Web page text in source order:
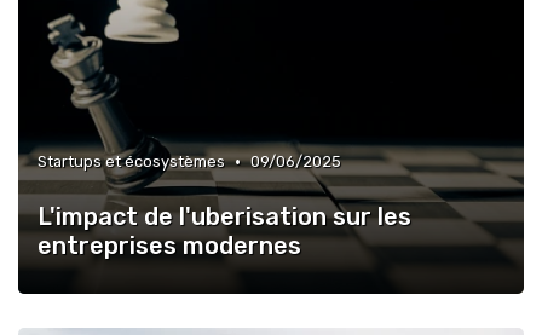
Startups et écosystèmes • 09/06/2025
L'impact de l'uberisation sur les
entreprises modernes